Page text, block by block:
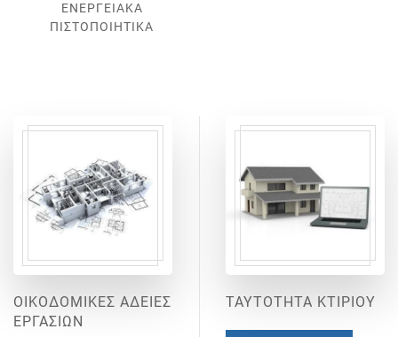
ΕΝΕΡΓΕΙΑΚΑ
ΠΙΣΤΟΠΟΙΗΤΙΚΑ
ΟΙΚΟΔΟΜΙΚΕΣ ΑΔΕΙΕΣ
ΕΡΓΑΣΙΩΝ
ΤΑΥΤΟΤΗΤΑ ΚΤΙΡΙΟΥ